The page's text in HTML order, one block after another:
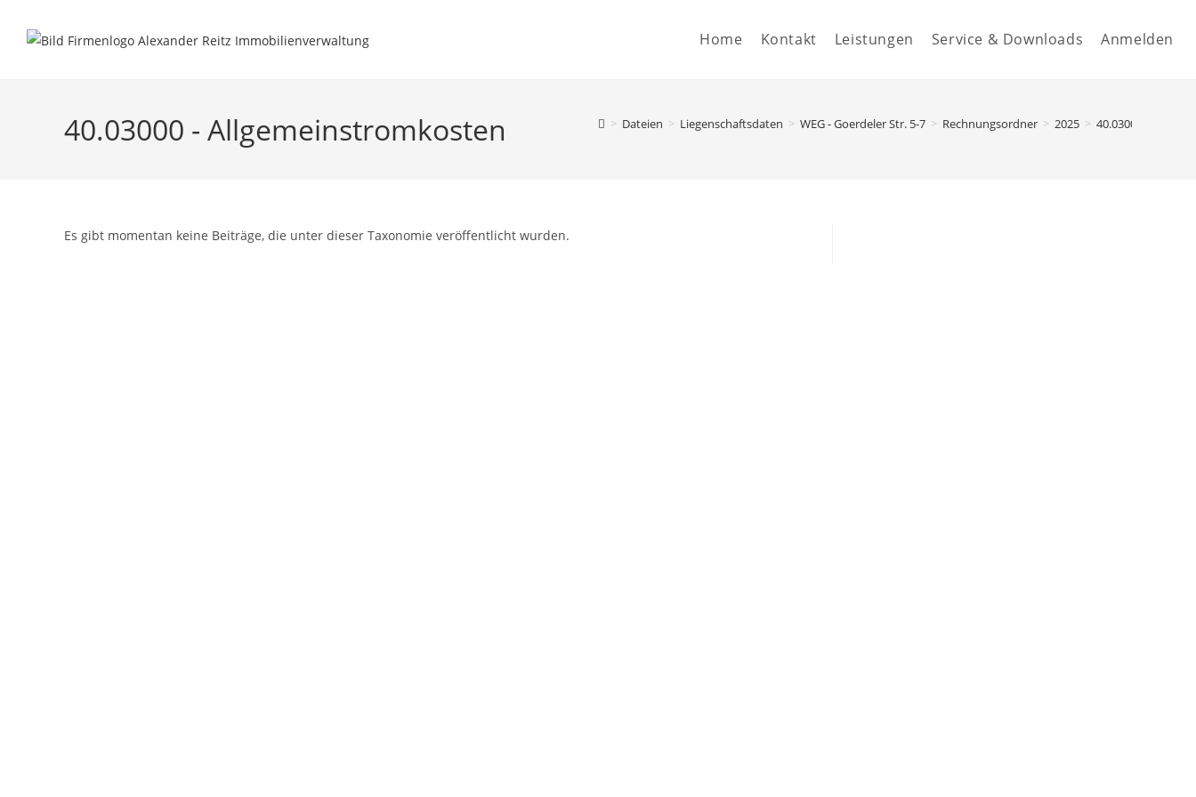
Inhalt
Home Kontakt Leistungen Service & Downloads Anmelden
40.03000 - Allgemeinstromkosten > Dateien > Liegenschaftsdaten > WEG - Goerdeler Str. 5-7 > Rechnungsordner > 2025 > 40.03000 -
Es gibt momentan keine Beiträge, die unter dieser Taxonomie veröffentlicht wurden.